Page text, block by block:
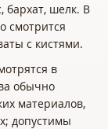
бархат, шелк. В
смотрится
с кистями.
в
обычно
материалов,
допустимы